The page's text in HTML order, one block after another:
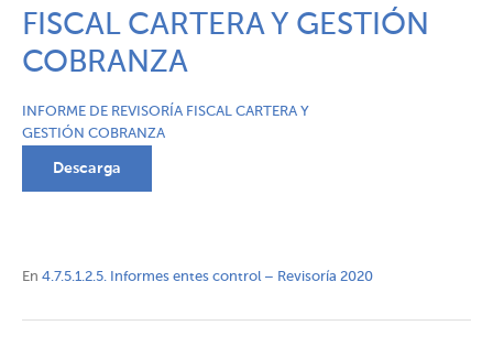
FISCAL CARTERA Y GESTIÓN
COBRANZA
INFORME DE REVISORÍA FISCAL CARTERA Y
GESTIÓN COBRANZA
Descarga
En 4.7.5.1.2.5. Informes entes control – Revisoría 2020